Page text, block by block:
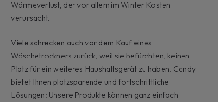
Wärmeverlust, der vor allem im Winter Kosten
verursacht.
Viele schrecken auch vor dem Kauf eines
Wäschetrockners zurück, weil sie befürchten, keinen
Platz für ein weiteres Haushaltsgerät zu haben. Candy
bietet Ihnen platzsparende und fortschrittliche
Lösungen: Unsere Produkte können ganz einfach